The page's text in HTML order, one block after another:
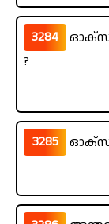
3284
?
3285